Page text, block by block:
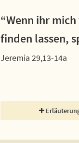
“Wenn ihr
finden lassen,
Jeremia 29,13-14a